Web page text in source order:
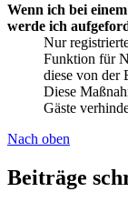
Wenn ich bei
werde ich
Nur
Funktion für
diese von der
Diese
Gäste
Nach oben
Beiträge